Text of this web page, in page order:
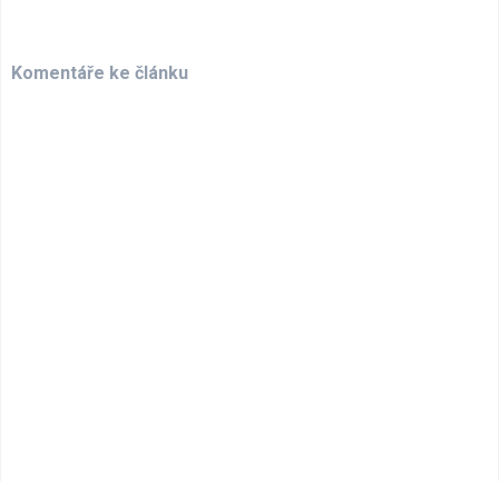
Komentáře ke článku